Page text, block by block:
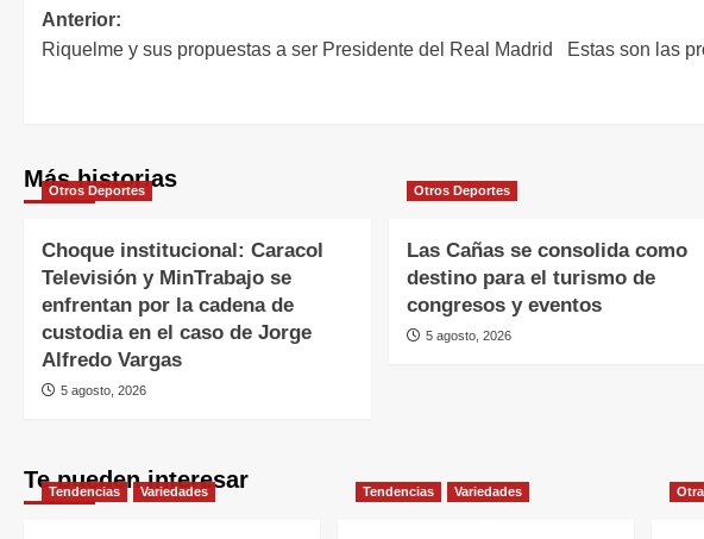
Anterior:
Riquelme y sus propuestas a ser Presidente del Real Madrid
Estas son las
Más historias
Otros Deportes
Choque institucional: Caracol
Televisión y MinTrabajo se
enfrentan por la cadena de
custodia en el caso de Jorge
Alfredo Vargas
5 agosto, 2026
Otros Deportes
Las Cañas se consolida como
destino para el turismo de
congresos y eventos
5 agosto, 2026
Te pueden interesar
Tendencias Variedades Tendencias Variedades